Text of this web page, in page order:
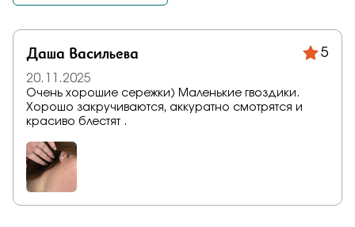
Даша Васильева 5
20.11.2025
Очень хорошие сережки) Маленькие гвоздики.
Хорошо закручиваются, аккуратно смотрятся и
красиво блестят .